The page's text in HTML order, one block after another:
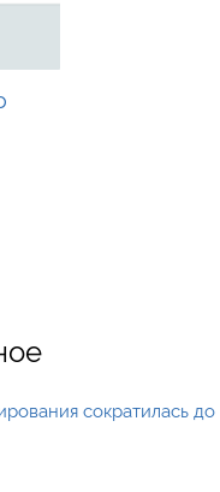
сократилась